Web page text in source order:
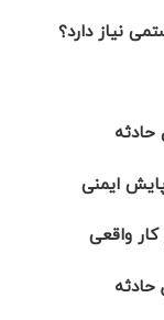
ایمنی
کار واقعی